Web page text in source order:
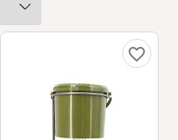
canard assurent
rapide du
favorite_border